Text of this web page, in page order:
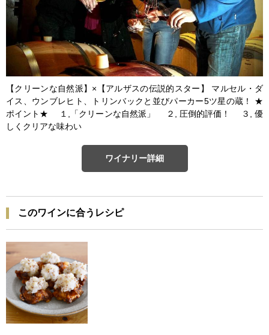
【クリーンな自然派】×【アルザスの伝説的スター】 マルセル・ダ
イス、ウンブレヒト、トリンバックと並びパーカー5ツ星の蔵！ ★
ポイント★ １,「クリーンな自然派」 ２, 圧倒的評価！ ３, 優
しくクリアな味わい
ワイナリー詳細
このワインに合うレシピ